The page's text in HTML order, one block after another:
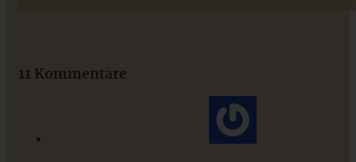
11 Kommentare